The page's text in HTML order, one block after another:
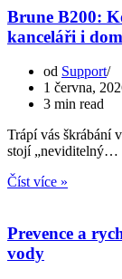
Brune B200:
kanceláři i
od Support
1 června,
3 min read
Trápí vás škrábání
stojí „neviditelný…
Číst více »
alergií
a
Prevence a
vody